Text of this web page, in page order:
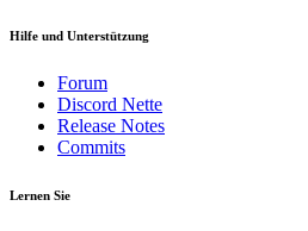
Haben Sie ein Problem auf dieser
Auf GitHub anzeigen
Vorschau öffnen
Ein Problem mit dieser Seite auf
Hilfe und Unterstützung
Forum
Discord Nette
Release Notes
Commits
Lernen Sie